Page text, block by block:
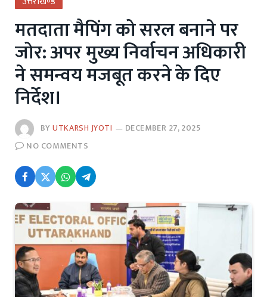
मतदाता मैपिंग को सरल बनाने पर
जोर: अपर मुख्य निर्वाचन अधिकारी
ने समन्वय मजबूत करने के दिए
निर्देश।
BYUTKARSH JYOTI
DECEMBER 27, 2025
NO COMMENTS